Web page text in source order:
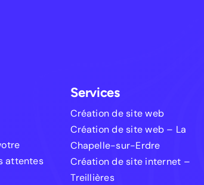
attentes
Services
Création de site web
Création de site web – La
Chapelle-sur-Erdre
Création de site internet –
Treillières